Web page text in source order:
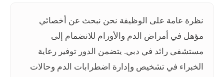
نظرة عامة على الوظيفة نحن نبحث عن أخصائي
مؤهل في أمراض الدم والأورام للانضمام إلى
مستشفى رائد في دبي. يتضمن الدور توفير رعاية
الخبراء في تشخيص وإدارة اضطرابات الدم وحالات